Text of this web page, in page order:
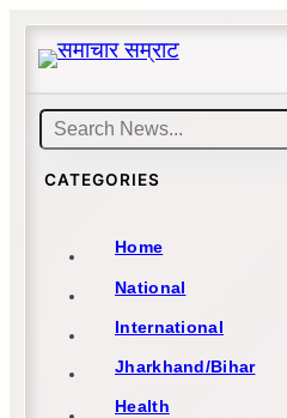
Skip
content
Search
CATEGORIES
Home
National
International
Jharkhand/Bihar
Health
25 वर्षों से